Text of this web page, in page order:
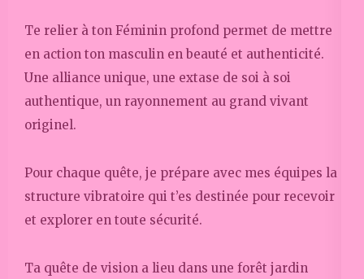
Te relier à ton Féminin profond permet de mettre
en action ton masculin en beauté et authenticité.
Une alliance unique, une extase de soi à soi
authentique, un rayonnement au grand vivant
originel.
Pour chaque quête, je prépare avec mes équipes la
structure vibratoire qui t’es destinée pour recevoir
et explorer en toute sécurité.
Ta quête de vision a lieu dans une forêt jardin